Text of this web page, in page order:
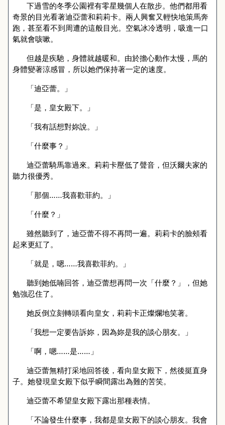
下過雪的冬季公園裡有零星幾個人在散步。他們都用看
奇景的目光看著迪亞蕾和莉莉卡。兩人興奮又輕快地策馬奔
跑，甚至看不到周遭的這般目光。空氣冰冷透明，吸進一口
氣就會咳嗽。
但越是疾馳，身體就越暖和。由於擔心動作太慢，馬的
身體變著涼感冒，所以她們保持著一定的速度。
「迪亞蕾。」
「是 ，皇女殿下。」
「我有話想對妳說。」
「什麼事？」
迪亞蕾騎馬靠過來。莉莉卡壓低了聲音，但沃爾夫家的
聽力很優秀。
「那個……我喜歡菲約。」
「什麼？」
雖然聽到了，迪亞蕾不得不再問一遍。莉莉卡的臉頰看
起來更紅了。
「就是，嗯……我喜歡菲約。」
聽到她低喃回答，迪亞蕾想再問一次「什麼？」，但她
勉強忍住了。
她反倒立刻轉頭看向皇女，莉莉卡正燦爛地笑著。
「我想一定要告訴妳，因為妳是我的談心朋友。」
「啊，嗯……是……」
迪亞蕾無精打采地回答後，看向皇女殿下 ，然後挺直身
子。她發現皇女殿下似乎瞬間露出為難的苦笑。
迪亞蕾不希望皇女殿下露出那種表情。
「不論發生什麼事，我都是皇女殿下的談心朋友。我會